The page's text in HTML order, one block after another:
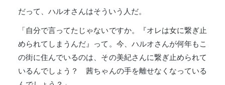
だって、ハルオさんはそういう人だ。
「自分で言ってたじゃないですか。『オレは女に繋ぎ止
められてしまうんだ』って。今、ハルオさんが何年もこ
の街に住んでいるのは、その美紀さんに繋ぎ止められて
いるんでしょう？ 茜ちゃんの手を離せなくなっている